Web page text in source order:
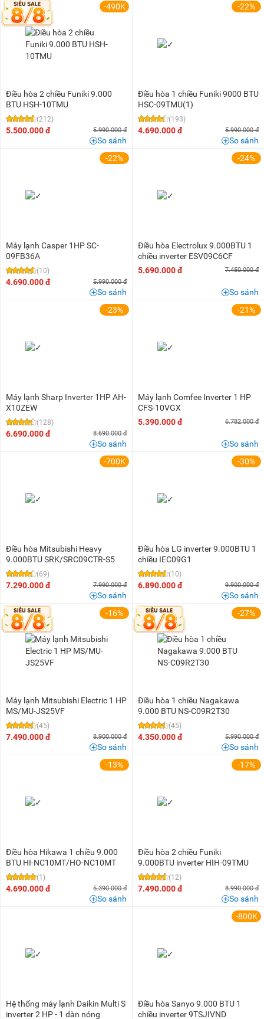
-490K
Điều hòa 2 chiều Funiki 9.000
BTU HSH-10TMU
(212)
5.500.000 đ 5.990.000 đ
So sánh
-22%
Điều hòa 1 chiều Funiki 9000 BTU
HSC-09TMU(1)
(193)
4.690.000 đ 5.990.000 đ
So sánh
-22%
Máy lạnh Casper 1HP SC-
09FB36A
(10)
4.690.000 đ 5.990.000 đ
So sánh
-24%
Điều hòa Electrolux 9.000BTU 1
chiều inverter ESV09C6CF
5.690.000 đ
7.450.000 đ
So sánh
-23%
Máy lạnh Sharp Inverter 1HP AH-
X10ZEW
(128)
6.690.000 đ 8.690.000 đ
So sánh
-21%
Máy lạnh Comfee Inverter 1 HP
CFS-10VGX
5.390.000 đ
6.782.000 đ
So sánh
-700K
Điều hòa Mitsubishi Heavy
9.000BTU SRK/SRC09CTR-S5
(69)
7.290.000 đ 7.990.000 đ
So sánh
-30%
Điều hòa LG inverter 9.000BTU 1
chiều IEC09G1
(10)
6.890.000 đ 9.900.000 đ
So sánh
-16%
Máy lạnh Mitsubishi Electric 1 HP
MS/MU-JS25VF
(45)
7.490.000 đ 8.900.000 đ
So sánh
-27%
Điều hòa 1 chiều Nagakawa
9.000 BTU NS-C09R2T30
(45)
4.350.000 đ 5.990.000 đ
So sánh
-13%
Điều hòa Hikawa 1 chiều 9.000
BTU HI-NC10MT/HO-NC10MT
(1)
4.690.000 đ 5.390.000 đ
So sánh
-17%
Điều hòa 2 chiều Funiki
9.000BTU inverter HIH-09TMU
(12)
7.490.000 đ 8.990.000 đ
So sánh
Hệ thống máy lạnh Daikin Multi S
inverter 2 HP - 1 dàn nóng
-800K
Điều hòa Sanyo 9.000 BTU 1
chiều inverter 9TSJIVND